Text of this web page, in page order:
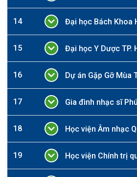
14 Đại học Bách Khoa
15 Đại học Y Dược TP.
16 Dự án Gặp Gỡ Mùa
17 Gia đình nhạc sĩ
18 Học viện Âm nhạc
19 Học viện Chính trị